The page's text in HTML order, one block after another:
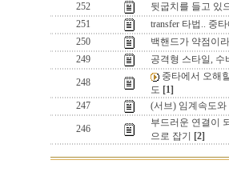
252
뒷굽치를 들고 있
251
transfer 타법.. 중
250
백핸드가 약점이
249
공격형 스타일,
248
중타에서 오해
도 [1]
247
(서브) 임계속도
246
부드러운 연결이
으로 잡기
[2]